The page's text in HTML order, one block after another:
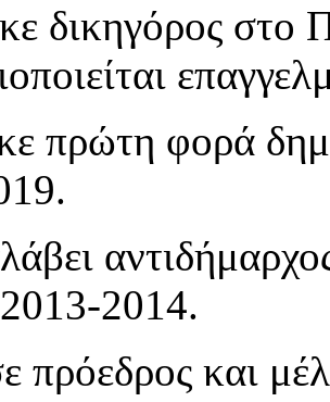
δικηγόρος στο
πρώτη φορά
2014.
πρόεδρος και